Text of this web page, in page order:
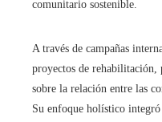
comunitario sostenible.
A través de campañas
proyectos de
sobre la relación entre las
Su enfoque holístico